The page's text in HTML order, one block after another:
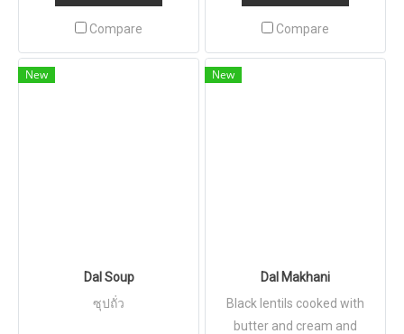
Compare Compare
New
Dal Soup
ซุปถั่ว
New
Dal Makhani
Black lentils cooked with
butter and cream and